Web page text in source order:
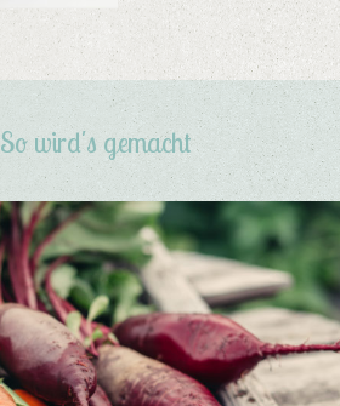
So wird's gemacht